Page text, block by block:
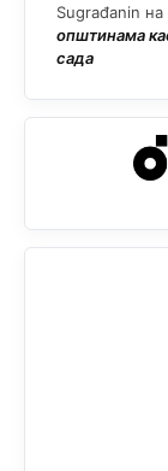
Sugrađanin на
општинама
сада